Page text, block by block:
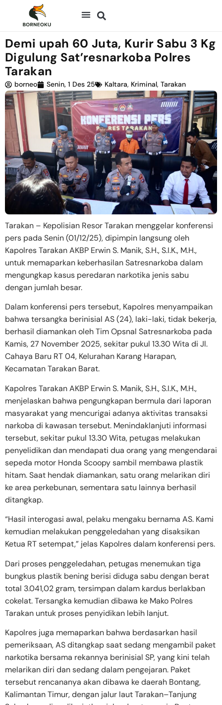
Demi upah 60 Juta, Kurir Sabu 3 Kg
Digulung Sat’resnarkoba Polres
Tarakan
borneo Senin, 1 Des 25 Kaltara, Kriminal, Tarakan
Tarakan – Kepolisian Resor Tarakan menggelar konferensi
pers pada Senin (01/12/25), dipimpin langsung oleh
Kapolres Tarakan AKBP Erwin S. Manik, S.H., S.I.K., M.H.,
untuk memaparkan keberhasilan Satresnarkoba dalam
mengungkap kasus peredaran narkotika jenis sabu
dengan jumlah besar.
Dalam konferensi pers tersebut, Kapolres menyampaikan
bahwa tersangka berinisial AS (24), laki-laki, tidak bekerja,
berhasil diamankan oleh Tim Opsnal Satresnarkoba pada
Kamis, 27 November 2025, sekitar pukul 13.30 Wita di Jl.
Cahaya Baru RT 04, Kelurahan Karang Harapan,
Kecamatan Tarakan Barat.
Kapolres Tarakan AKBP Erwin S. Manik, S.H., S.I.K., M.H.,
menjelaskan bahwa pengungkapan bermula dari laporan
masyarakat yang mencurigai adanya aktivitas transaksi
narkoba di kawasan tersebut. Menindaklanjuti informasi
tersebut, sekitar pukul 13.30 Wita, petugas melakukan
penyelidikan dan mendapati dua orang yang mengendarai
sepeda motor Honda Scoopy sambil membawa plastik
hitam. Saat hendak diamankan, satu orang melarikan diri
ke area perkebunan, sementara satu lainnya berhasil
ditangkap.
“Hasil interogasi awal, pelaku mengaku bernama AS. Kami
kemudian melakukan penggeledahan yang disaksikan
Ketua RT setempat,” jelas Kapolres dalam konferensi pers.
Dari proses penggeledahan, petugas menemukan tiga
bungkus plastik bening berisi diduga sabu dengan berat
total 3.041,02 gram, tersimpan dalam kardus berlakban
cokelat. Tersangka kemudian dibawa ke Mako Polres
Tarakan untuk proses penyidikan lebih lanjut.
Kapolres juga memaparkan bahwa berdasarkan hasil
pemeriksaan, AS ditangkap saat sedang mengambil paket
narkotika bersama rekannya berinisial SP, yang kini telah
melarikan diri dan sedang dalam pengejaran. Paket
tersebut rencananya akan dibawa ke daerah Bontang,
Kalimantan Timur, dengan jalur laut Tarakan–Tanjung